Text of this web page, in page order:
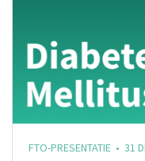
FTO-PRESENTATIE • 31